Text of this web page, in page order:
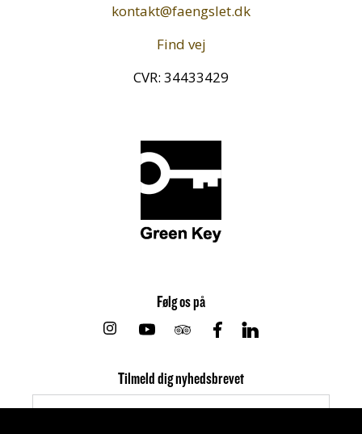
kontakt@faengslet.dk
Find vej
CVR: 34433429
Følg os på
Instagram
YoutubeTripadvisor
FacebookLinkedin
Tilmeld dig nyhedsbrevet